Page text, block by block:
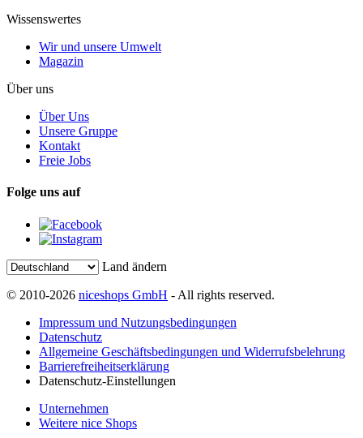
Wissenswertes
Wir und unsere Umwelt
Magazin
Über uns
Über Uns
Unsere Gruppe
Kontakt
Freie Jobs
Folge uns auf
Land ändern
© 2010-2026 niceshops GmbH - All rights reserved.
Impressum und Nutzungsbedingungen
Datenschutz
Allgemeine Geschäftsbedingungen und Widerrufsbelehrung
Barrierefreiheitserklärung
Datenschutz-Einstellungen
Unternehmen
Weitere nice Shops